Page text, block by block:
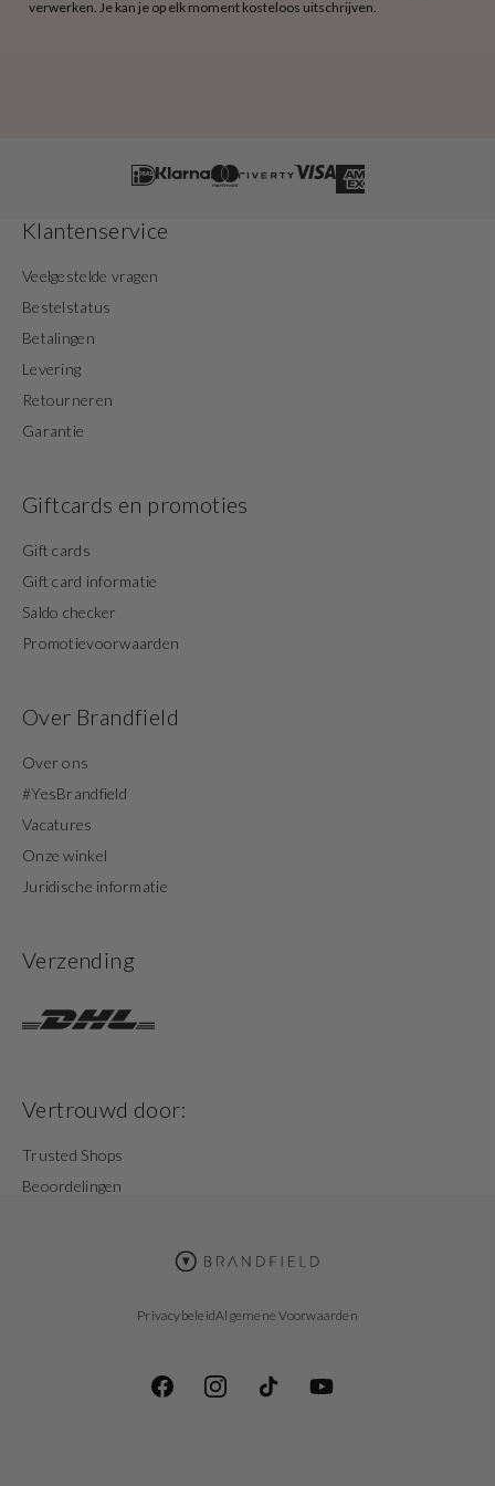
verwerken. Je kan je op elk moment kosteloos uitschrijven.
Klantenservice
Veelgestelde vragen
Bestelstatus
Betalingen
Levering
Retourneren
Garantie
Giftcards en promoties
Gift cards
Gift card informatie
Saldo checker
Promotievoorwaarden
Over Brandfield
Over ons
#YesBrandfield
Vacatures
Onze winkel
Juridische informatie
Verzending
Vertrouwd door:
Trusted Shops
Beoordelingen
PrivacybeleidAlgemene Voorwaarden
FacebookInstagramTikTok YouTube